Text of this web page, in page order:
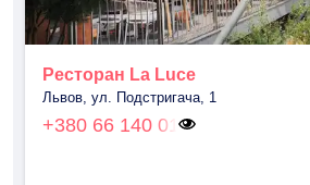
Ресторан La Luce
Львов, ул. Подстригача, 1
+380 66 140 01